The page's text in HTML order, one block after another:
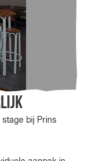
bij Prins